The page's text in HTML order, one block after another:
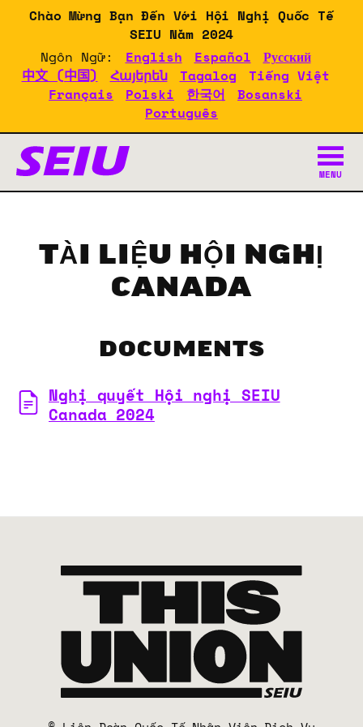
Skip
content
Chào Mừng Bạn Đến Với Hội Nghị Quốc Tế
SEIU Năm 2024
Ngôn Ngữ:
English Español
Русский
中文 (中国)
Հայերեն Tagalog
Tiếng Việt
Français
Polski 한국어
Bosanski
Português
Tài Liệu Về Hội Nghị
MENU
TÀI LIỆU HỘI NGHỊ
CANADA
DOCUMENTS
Nghị quyết Hội nghị SEIU
Canada 2024